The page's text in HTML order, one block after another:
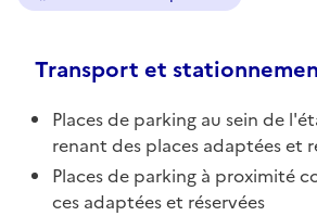
Transport et
Places de parking au sein de
renant des places adaptées et
Places de parking à proximité
ces adaptées et réservées